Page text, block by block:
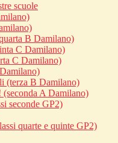
scuole
B Damilano)
C Damilano)
C Damilano)
(terza B Damilano)
(seconda A Damilano)
seconde GP2)
quarte e quinte GP2)